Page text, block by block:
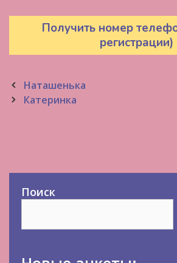
Получить номер
регистрации)
Post
navigation
Наташенька
Катеринка
Поиск